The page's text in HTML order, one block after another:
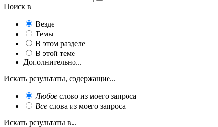
Поиск в
Везде
Темы
В этом разделе
В этой теме
Дополнительно...
Искать результаты, содержащие...
Любое слово из моего запроса
Все слова из моего запроса
Искать результаты в...